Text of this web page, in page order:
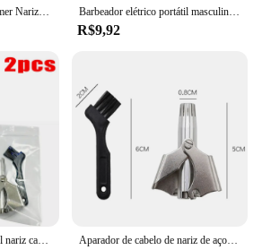
Homens Nose Hair Trimmer Nariz Hair Shaver Bateria Elétrica Homens Nariz Hair Shaver Homens Nariz Hair Scissors Barbeador elétrico portátil masculino, indolor nariz cabelo aparar, lavável orelha cabelo aparador, limpeza sem ferrugem, baixo ruído
R$9,92
Lavável em aço inoxidável nariz cabelo e orelha aparador para homens, barbeador portátil, lâmina lavável, nariz cabelo removedor, nariz cabelo, Vibrissa Aparador de cabelo de nariz de aço inoxidável para homens e mulheres, navalha manual, sem barbeador de ruído, lavável, 2 pcs